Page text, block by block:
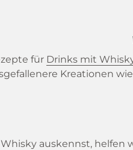
für Drinks mit
Kreationen wie
auskennst, helfen